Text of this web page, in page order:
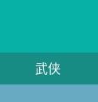
武侠